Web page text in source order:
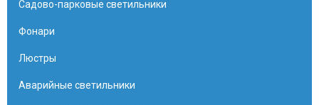
Садово-парковые светильники
Фонари
Люстры
Аварийные светильники